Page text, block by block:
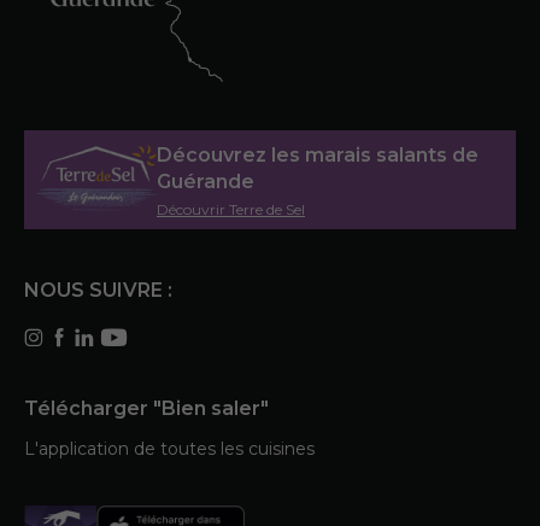
Découvrez les marais salants de
Guérande
Découvrir Terre de Sel
NOUS SUIVRE :
Télécharger "Bien saler"
L'application de toutes les cuisines